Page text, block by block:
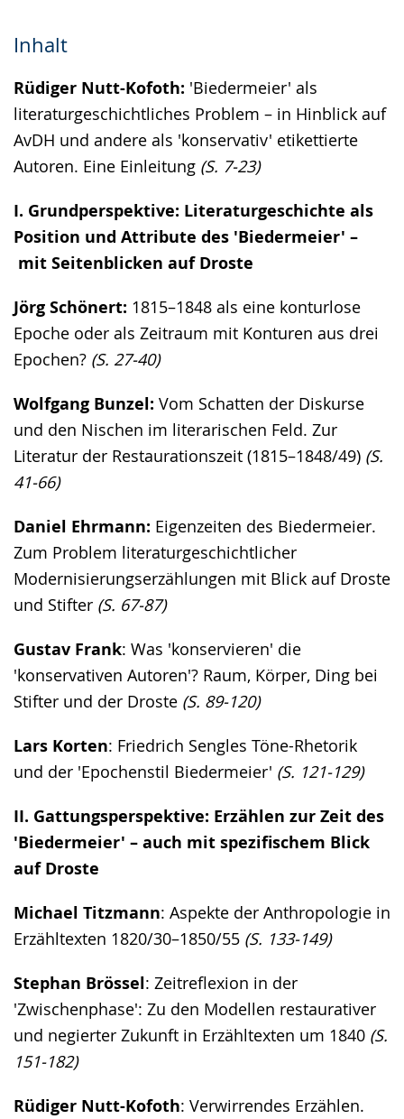
Inhalt
Rüdiger Nutt-Kofoth: 'Biedermeier' als
literaturgeschichtliches Problem – in Hinblick auf
AvDH und andere als 'konservativ' etikettierte
Autoren. Eine Einleitung (S. 7-23)
I. Grundperspektive: Literaturgeschichte als
Position und Attribute des 'Biedermeier' –
mit Seitenblicken auf Droste
Jörg Schönert: 1815–1848 als eine konturlose
Epoche oder als Zeitraum mit Konturen aus drei
Epochen? (S. 27-40)
Wolfgang Bunzel: Vom Schatten der Diskurse
und den Nischen im literarischen Feld. Zur
Literatur der Restaurationszeit (1815–1848/49) (S.
41-66)
Daniel Ehrmann: Eigenzeiten des Biedermeier.
Zum Problem literaturgeschichtlicher
Modernisierungserzählungen mit Blick auf Droste
und Stifter (S. 67-87)
Gustav Frank: Was 'konservieren' die
'konservativen Autoren'? Raum, Körper, Ding bei
Stifter und der Droste (S. 89-120)
Lars Korten: Friedrich Sengles Töne-Rhetorik
und der 'Epochenstil Biedermeier' (S. 121-129)
II. Gattungsperspektive: Erzählen zur Zeit des
'Biedermeier' – auch mit spezifischem Blick
auf Droste
Michael Titzmann: Aspekte der Anthropologie in
Erzähltexten 1820/30–1850/55 (S. 133-149)
Stephan Brössel: Zeitreflexion in der
'Zwischenphase': Zu den Modellen restaurativer
und negierter Zukunft in Erzähltexten um 1840 (S.
151-182)
Rüdiger Nutt-Kofoth: Verwirrendes Erzählen.